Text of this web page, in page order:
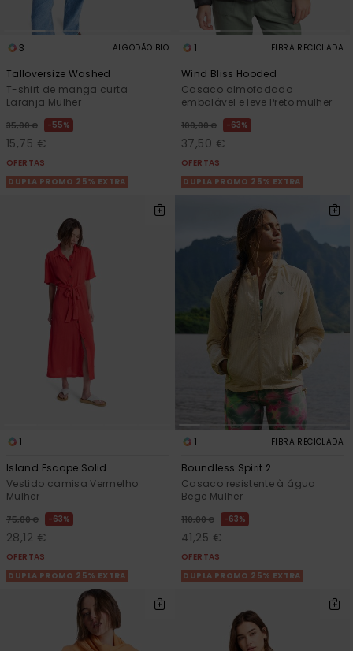
3 ALGODÃO BIO
Talloversize Washed
T-shirt de manga curta
Laranja Mulher
35,00 € 55%
15,75 €
OFERTAS
DUPLA PROMO 25% EXTRA
1 FIBRA RECICLADA
Wind Bliss Hooded
Casaco almofadado
embalável e leve Preto mulher
100,00 € 63%
37,50 €
OFERTAS
DUPLA PROMO 25% EXTRA
1
Island Escape Solid
Vestido camisa Vermelho
Mulher
75,00 € 63%
28,12 €
OFERTAS
DUPLA PROMO 25% EXTRA
1 FIBRA RECICLADA
Boundless Spirit 2
Casaco resistente à água
Bege Mulher
110,00 € 63%
41,25 €
OFERTAS
DUPLA PROMO 25% EXTRA